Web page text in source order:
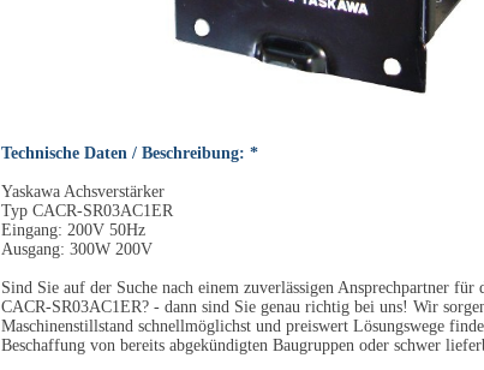
Technische Daten / Beschreibung: *
Yaskawa Achsverstärker
Typ CACR-SR03AC1ER
Eingang: 200V 50Hz
Ausgang: 300W 200V
Sind Sie auf der Suche nach einem zuverlässigen Ansprechpartner
CACR-SR03AC1ER? - dann sind Sie genau richtig bei uns! Wir
Maschinenstillstand schnellmöglichst und preiswert Lösungswege
Beschaffung von bereits abgekündigten Baugruppen oder schwer